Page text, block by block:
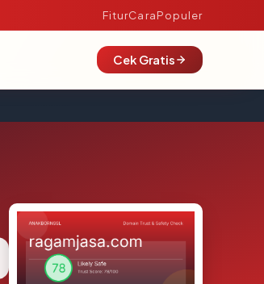
FiturCaraPopuler
Cek Gratis